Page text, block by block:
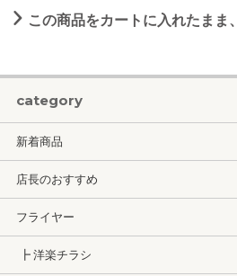
この商品をカートに入れたまま
category
新着商品
店長のおすすめ
フライヤー
┣ 洋楽チラシ